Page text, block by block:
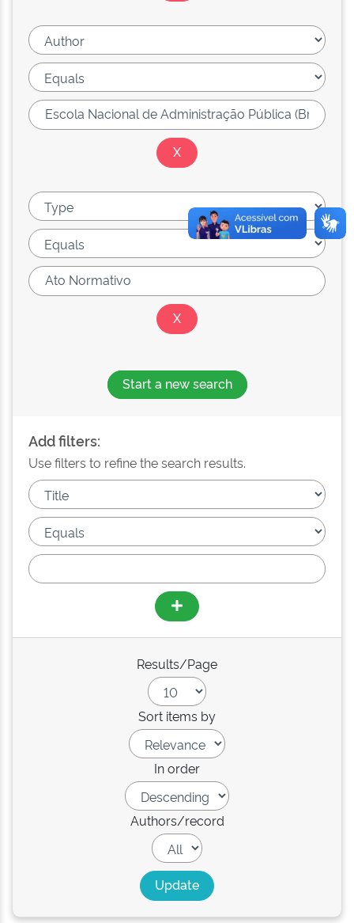
Start a new search
Add filters:
Use filters to refine the search results.
Results/Page
Sort items by
In order
Authors/record